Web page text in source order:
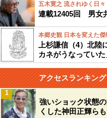
五木寛之 流されゆく日々
連載12405回 男女
本郷史観 日本を変えた傑
上杉謙信（4）北
カネがうなっていた
アクセスランキング
強いショック状態
くした神田正輝ら
1